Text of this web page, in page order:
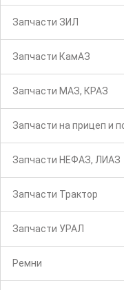
Запчасти ЗИЛ
Запчасти КамАЗ
Запчасти МАЗ, КРАЗ
Запчасти на прицеп и
Запчасти НЕФАЗ, ЛИАЗ
Запчасти Трактор
Запчасти УРАЛ
Ремни